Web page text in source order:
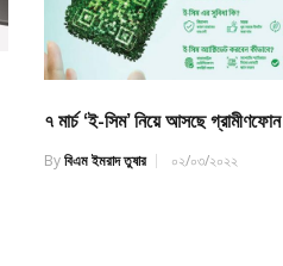
৭ মার্চ ‘ই-সিম’ নিয়ে আসছে গ্রামীণফোন
Byবিএম ইমরাদ তুষার ০২/০৩/২০২২